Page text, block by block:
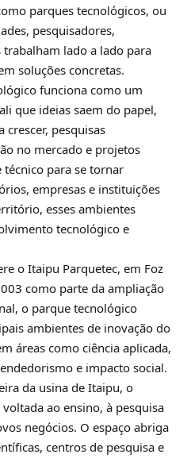
parques tecnológicos, ou
pesquisadores,
lado a lado para
soluções concretas.
funciona como um
que ideias saem do papel,
pesquisas
no mercado e projetos
para se tornar
empresas e instituições
esses ambientes
tecnológico e
o Itaipu Parquetec, em Foz
como parte da ampliação
o parque tecnológico
ambientes de inovação do
áreas como ciência aplicada,
e impacto social.
da usina de Itaipu, o
ao ensino, à pesquisa
negócios. O espaço abriga
centros de pesquisa e